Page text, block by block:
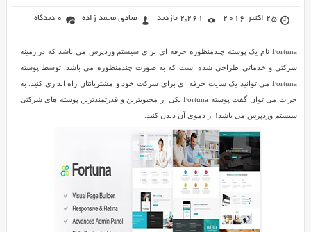
25 اکتبر 2016 2,261 بازدید صادق محمد زاده 0 دیدگاه
Fortuna نام یک پوسته چندمنظوره حرفه ای برای سیستم وردپرس می باشد که در زمینه
شرکتی و خدماتی طراحی شده است که به صورت چندمنظوره می باشد. توسط پوسته
Fortuna می توانید یک سایت حرفه ای برای شرکت خود و مشتریانتان راه اندازی کنید. به
جرات می توان گفت پوسته Fortuna یکی از محبوبترین و قدرتمندترین پوسته های شرکتی
سیستم وردپرس می باشد! از دموی آن دیدن کنید.